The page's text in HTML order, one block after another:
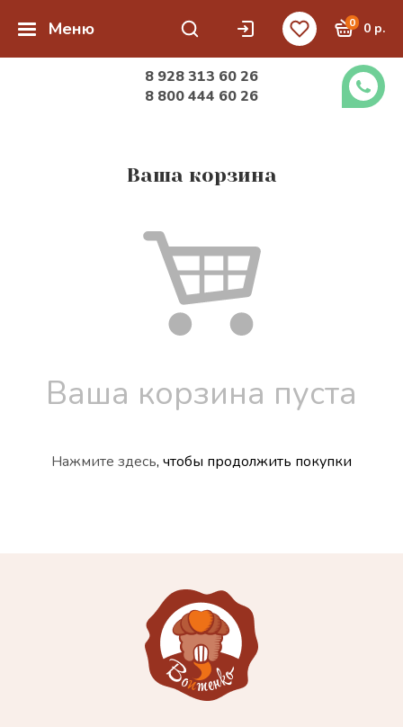
Меню 0 0 р.
8 928 313 60 26
8 800 444 60 26
Ваша корзина
Ваша корзина пуста
Нажмите здесь, чтобы продолжить покупки